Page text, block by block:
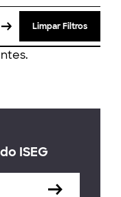
Limpar Filtros
ISEG